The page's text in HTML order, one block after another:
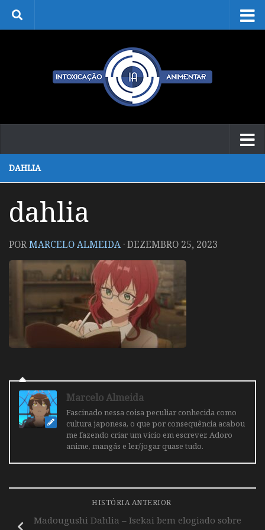
Skip to content
DAHLIA
dahlia
PORMARCELO ALMEIDA ·DEZEMBRO 25, 2023
Marcelo Almeida
Fascinado nessa coisa peculiar conhecida como
cultura japonesa, o que por consequência acabou
me fazendo criar um vicio em escrever. Adoro
anime, mangás e ler/jogar quase tudo.
HISTÓRIA ANTERIOR
Madougushi Dahlia – Isekai bem elogiado sobre